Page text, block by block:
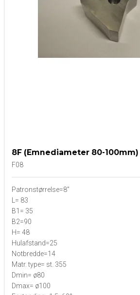
8F (Emnediameter 80-100mm)
F08
Patronstørrelse=8”
L= 83
B1= 35
B2=90
H= 48
Hulafstand=25
Notbredde=14
Matr. type= st. 355
Dmin= ø80
Dmax= ø100